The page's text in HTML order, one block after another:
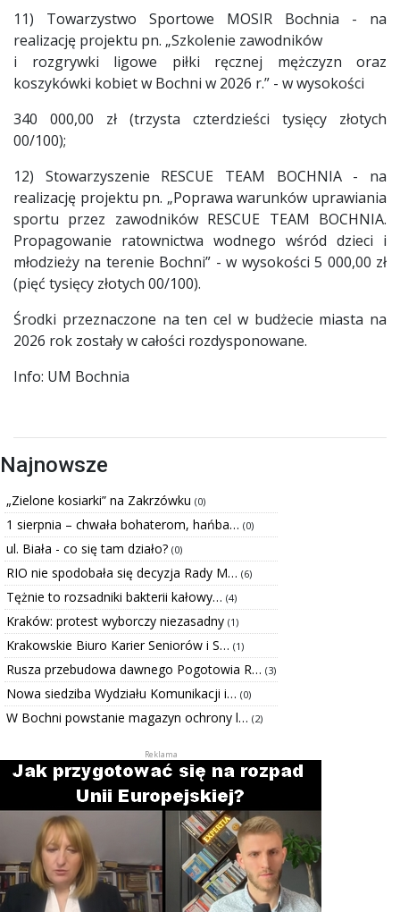
11) Towarzystwo Sportowe MOSIR Bochnia - na
realizację projektu pn. „Szkolenie zawodników
i rozgrywki ligowe piłki ręcznej mężczyzn oraz
koszykówki kobiet w Bochni w 2026 r.” - w wysokości
340 000,00 zł (trzysta czterdzieści tysięcy złotych
00/100);
12) Stowarzyszenie RESCUE TEAM BOCHNIA - na
realizację projektu pn. „Poprawa warunków uprawiania
sportu przez zawodników RESCUE TEAM BOCHNIA.
Propagowanie ratownictwa wodnego wśród dzieci i
młodzieży na terenie Bochni” - w wysokości 5 000,00 zł
(pięć tysięcy złotych 00/100).
Środki przeznaczone na ten cel w budżecie miasta na
2026 rok zostały w całości rozdysponowane.
Info: UM Bochnia
Najnowsze
„Zielone kosiarki” na Zakrzówku (0)
1 sierpnia – chwała bohaterom, hańba… (0)
ul. Biała - co się tam działo? (0)
RIO nie spodobała się decyzja Rady M… (6)
Tężnie to rozsadniki bakterii kałowy… (4)
Kraków: protest wyborczy niezasadny (1)
Krakowskie Biuro Karier Seniorów i S… (1)
Rusza przebudowa dawnego Pogotowia R… (3)
Nowa siedziba Wydziału Komunikacji i… (0)
W Bochni powstanie magazyn ochrony l… (2)